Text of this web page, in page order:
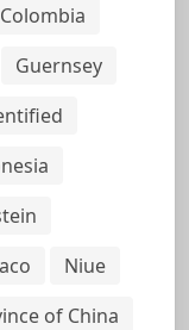
Colombia
Guernsey
Niue
of China